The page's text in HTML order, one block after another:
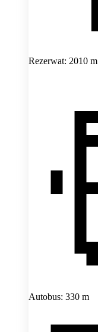
Rezerwat: 2010 m
Autobus: 330 m